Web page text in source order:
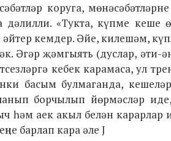
коруга,
«Тукта, күпме кеше
кемдер. Әйе, килешәм,
Әгәр җәмгыять (дуслар, әти-
кебек карамаса, ул
басым булмаганда,
борчылып йөрмәсләр иде,
һәм аек акыл белән карарлар
барлап кара әле J